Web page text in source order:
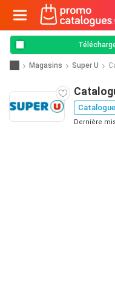
Magasins Super U
Dernière